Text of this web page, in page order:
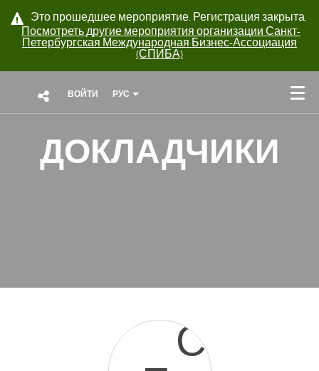
Это прошедшее мероприятие. Регистрация закрыта.
Посмотреть другие мероприятия организации Санкт-
Петербургская Международная Бизнес-Ассоциация
(СПИБА)
ВОЙТИ РУС
ДОКЛАДЧИКИ